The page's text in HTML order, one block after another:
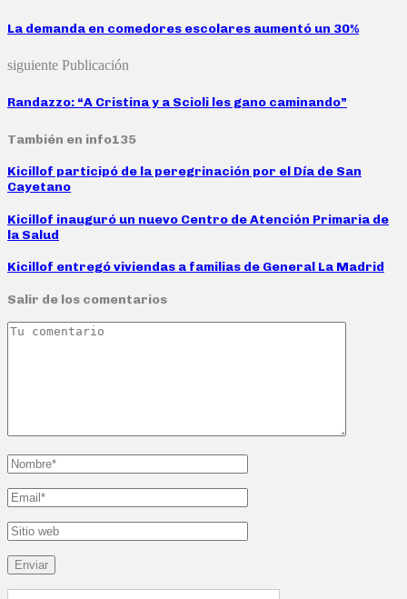
La demanda en comedores escolares aumentó un 30%
siguiente Publicación
Randazzo: “A Cristina y a Scioli les gano caminando”
También en info135
Kicillof participó de la peregrinación por el Día de San
Cayetano
Kicillof inauguró un nuevo Centro de Atención Primaria de
la Salud
Kicillof entregó viviendas a familias de General La Madrid
Salir de los comentarios